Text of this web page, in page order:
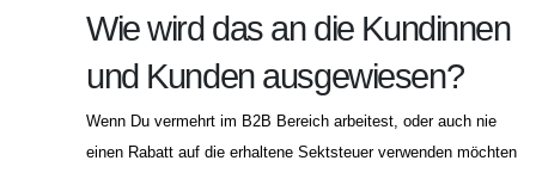
Wie wird das an die Kundinnen
und Kunden ausgewiesen?
Wenn Du vermehrt im B2B Bereich arbeitest, oder auch nie
einen Rabatt auf die erhaltene Sektsteuer verwenden möchten